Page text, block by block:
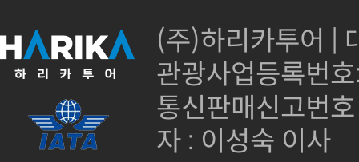
(주)하리카투어 |
관광사업등록번
통신판매신고번
자 : 이성숙 이사